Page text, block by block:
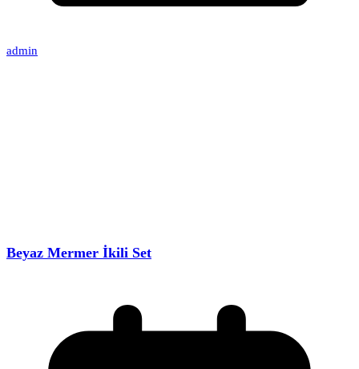
admin
Beyaz Mermer İkili Set